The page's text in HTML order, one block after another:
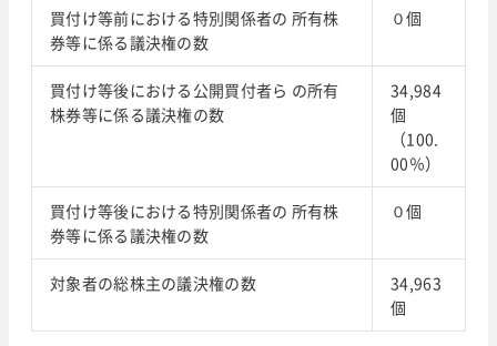
買付け等前における特別関係者の 所有株
券等に係る議決権の数
０個
買付け等後における公開買付者ら の所有
株券等に係る議決権の数
34,984
個
（100.
00％）
買付け等後における特別関係者の 所有株
券等に係る議決権の数
０個
対象者の総株主の議決権の数
34,963
個